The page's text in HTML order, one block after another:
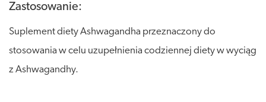
Zastosowanie:
Suplement diety Ashwagandha przeznaczony do
stosowania w celu uzupełnienia codziennej diety w wyciąg
z Ashwagandhy.